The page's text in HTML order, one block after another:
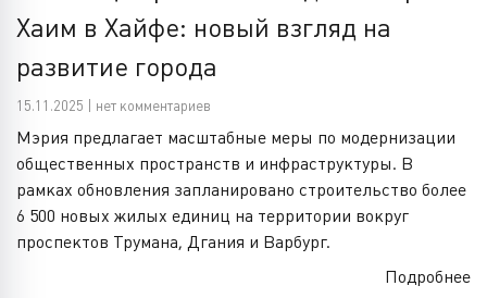
Хаим в Хайфе: новый взгляд на
развитие города
15.11.2025 | нет комментариев
Мэрия предлагает масштабные меры по модернизации
общественных пространств и инфраструктуры. В
рамках обновления запланировано строительство более
6 500 новых жилых единиц на территории вокруг
проспектов Трумана, Дгания и Варбург.
Подробнее